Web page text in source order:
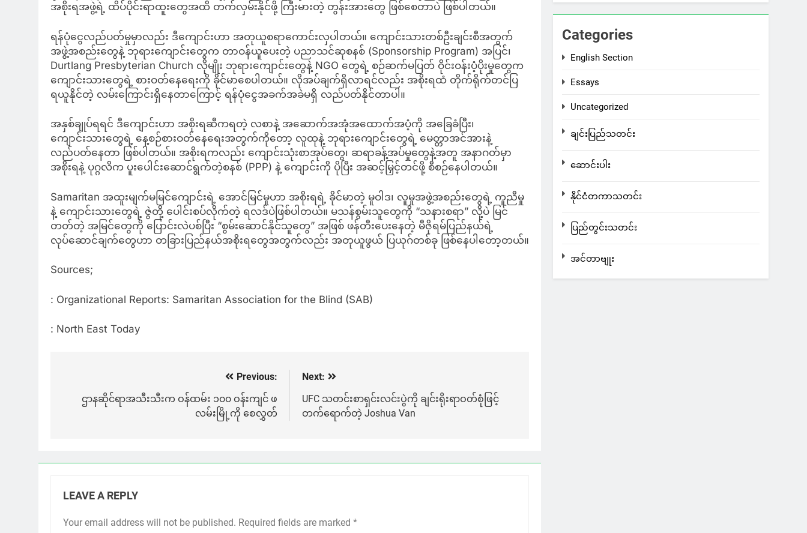
အစိုးရအဖွဲ့ရဲ့ ထိပ်ပိုင်းရာထူးတွေအထိ တက်လှမ်းနိုင်ဖို့ ကြီးမားတဲ့ တွန်းအားတွေ ဖြစ်စေတာပဲ ဖြစ်ပါတယ်။
ရန်ပုံငွေလည်ပတ်မှုမှာလည်း ဒီကျောင်းဟာ အတုယူစရာကောင်းလှပါတယ်။ ကျောင်းသားတစ်ဦးချင်းစီအတွက်
အဖွဲ့အစည်းတွေနဲ့ ဘုရားကျောင်းတွေက တာဝန်ယူပေးတဲ့ ပညာသင်ဆုစနစ် (Sponsorship Program) အပြင်၊
Durtlang Presbyterian Church လိုမျိုး ဘုရားကျောင်းတွေနဲ့ NGO တွေရဲ့ စဉ်ဆက်မပြတ် ဝိုင်းဝန်းပံ့ပိုးမှုတွေက
ကျောင်းသားတွေရဲ့ စားဝတ်နေရေးကို ခိုင်မာစေပါတယ်။ လိုအပ်ချက်ရှိလာရင်လည်း အစိုးရထံ တိုက်ရိုက်တင်ပြ
ရယူနိုင်တဲ့ လမ်းကြောင်းရှိနေတာကြောင့် ရန်ပုံငွေအခက်အခဲမရှိ လည်ပတ်နိုင်တာပါ။
အနှစ်ချုပ်ရရင် ဒီကျောင်းဟာ အစိုးရဆီကရတဲ့ လစာနဲ့ အဆောက်အအုံအထောက်အပံ့ကို အခြေခံပြီး၊
ကျောင်းသားတွေရဲ့ နေ့စဉ်စားဝတ်နေရေးအတွက်ကိုတော့ လူထုနဲ့ ဘုရားကျောင်းတွေရဲ့ မေတ္တာအင်အားနဲ့
လည်ပတ်နေတာ ဖြစ်ပါတယ်။ အစိုးရကလည်း ကျောင်းသုံးစာအုပ်တွေ၊ ဆရာခန့်အပ်မှုတွေနဲ့အတူ အနာဂတ်မှာ
အစိုးရနဲ့ ပုဂ္ဂလိက ပူးပေါင်းဆောင်ရွက်တဲ့စနစ် (PPP) နဲ့ ကျောင်းကို ပိုပြီး အဆင့်မြှင့်တင်ဖို့ စီစဉ်နေပါတယ်။
Samaritan အထူးမျက်မမြင်ကျောင်းရဲ့ အောင်မြင်မှုဟာ အစိုးရရဲ့ ခိုင်မာတဲ့ မူဝါဒ၊ လူမှုအဖွဲ့အစည်းတွေရဲ့ ကူညီမှု
နဲ့ ကျောင်းသားတွေရဲ့ ဇွဲတို့ ပေါင်းစပ်လိုက်တဲ့ ရလဒ်ပဲဖြစ်ပါတယ်။ မသန်စွမ်းသူတွေကို “သနားစရာ” လို့ပဲ မြင်
တတ်တဲ့ အမြင်တွေကို ပြောင်းလဲပစ်ပြီး “စွမ်းဆောင်နိုင်သူတွေ” အဖြစ် ဖန်တီးပေးနေတဲ့ မီဇိုရမ်ပြည်နယ်ရဲ့
လုပ်ဆောင်ချက်တွေဟာ တခြားပြည်နယ်အစိုးရတွေအတွက်လည်း အတုယူဖွယ် ပြယုဂ်တစ်ခု ဖြစ်နေပါတော့တယ်။
Sources;
: Organizational Reports: Samaritan Association for the Blind (SAB)
: North East Today
navigation
Previous:
ဌာနဆိုင်ရာအသီးသီးက ဝန်ထမ်း ၁၀၀ ဝန်းကျင် ဖ
လမ်းမြို့ကို စေလွှတ်
Next:
UFC သတင်းစာရှင်းလင်းပွဲကို ချင်းရိုးရာဝတ်စုံဖြင့်
တက်ရောက်တဲ့ Joshua Van
LEAVE A REPLY
Your email address will not be published. Required fields are marked *
Categories
English Section
Essays
Uncategorized
ချင်းပြည်သတင်း
ဆောင်းပါး
နိုင်ငံတကာသတင်း
ပြည်တွင်းသတင်း
အင်တာဗျုး